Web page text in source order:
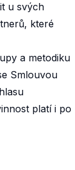
u svých
které
a metodiku
Smlouvou
platí i po